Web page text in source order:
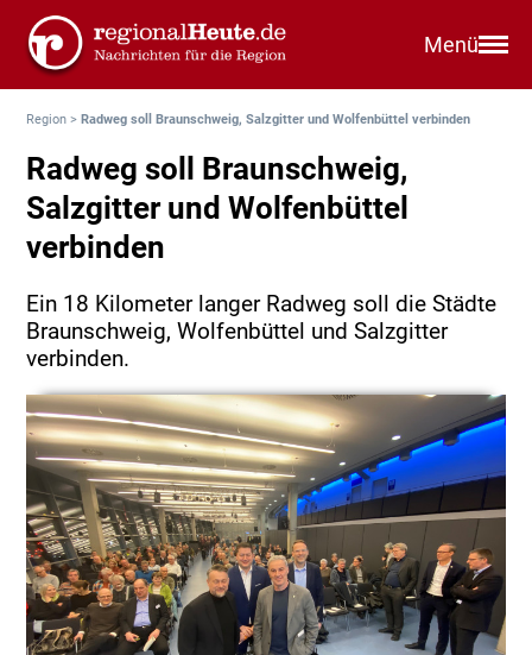
Menü
Region >Radweg soll Braunschweig, Salzgitter und Wolfenbüttel verbinden
Radweg soll Braunschweig,
Salzgitter und Wolfenbüttel
verbinden
Ein 18 Kilometer langer Radweg soll die Städte
Braunschweig, Wolfenbüttel und Salzgitter
verbinden.